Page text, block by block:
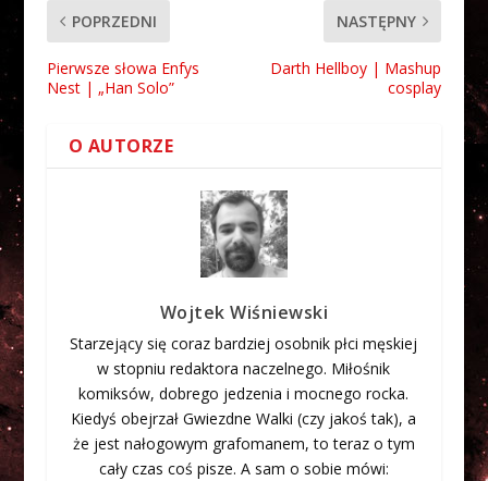
POPRZEDNI
Pierwsze słowa Enfys
Nest | „Han Solo”
NASTĘPNY
Darth Hellboy | Mashup
cosplay
O AUTORZE
Wojtek Wiśniewski
Starzejący się coraz bardziej osobnik płci męskiej
w stopniu redaktora naczelnego. Miłośnik
komiksów, dobrego jedzenia i mocnego rocka.
Kiedyś obejrzał Gwiezdne Walki (czy jakoś tak), a
że jest nałogowym grafomanem, to teraz o tym
cały czas coś pisze. A sam o sobie mówi: